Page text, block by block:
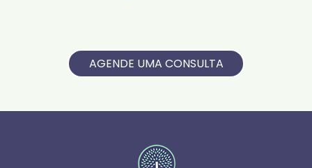
AGENDE UMA CONSULTA